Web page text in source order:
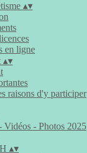
▴▾
en ligne
▴▾
raisons d'y participer
Vidéos - Photos 2025
▴▾